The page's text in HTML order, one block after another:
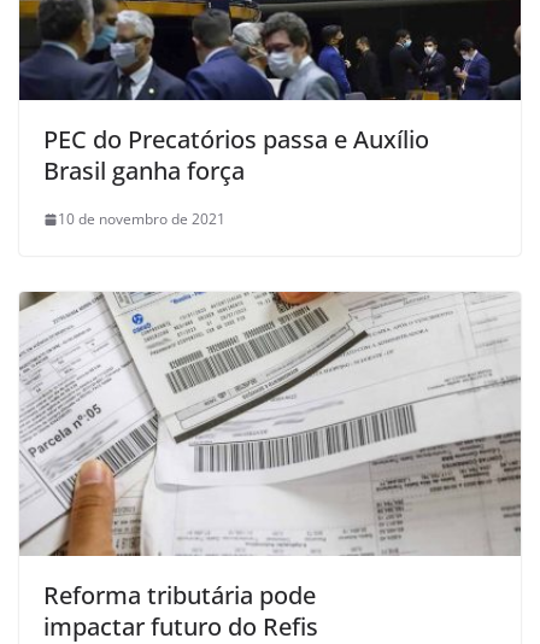
PEC do Precatórios passa e Auxílio
Brasil ganha força
10 de novembro de 2021
Reforma tributária pode
impactar futuro do Refis